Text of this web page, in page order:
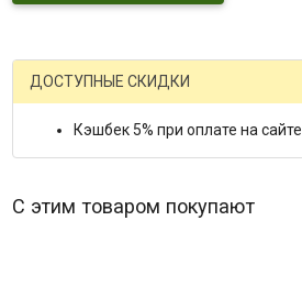
ДОСТУПНЫЕ СКИДКИ
Кэшбек 5% при оплате на сайте
С этим товаром покупают